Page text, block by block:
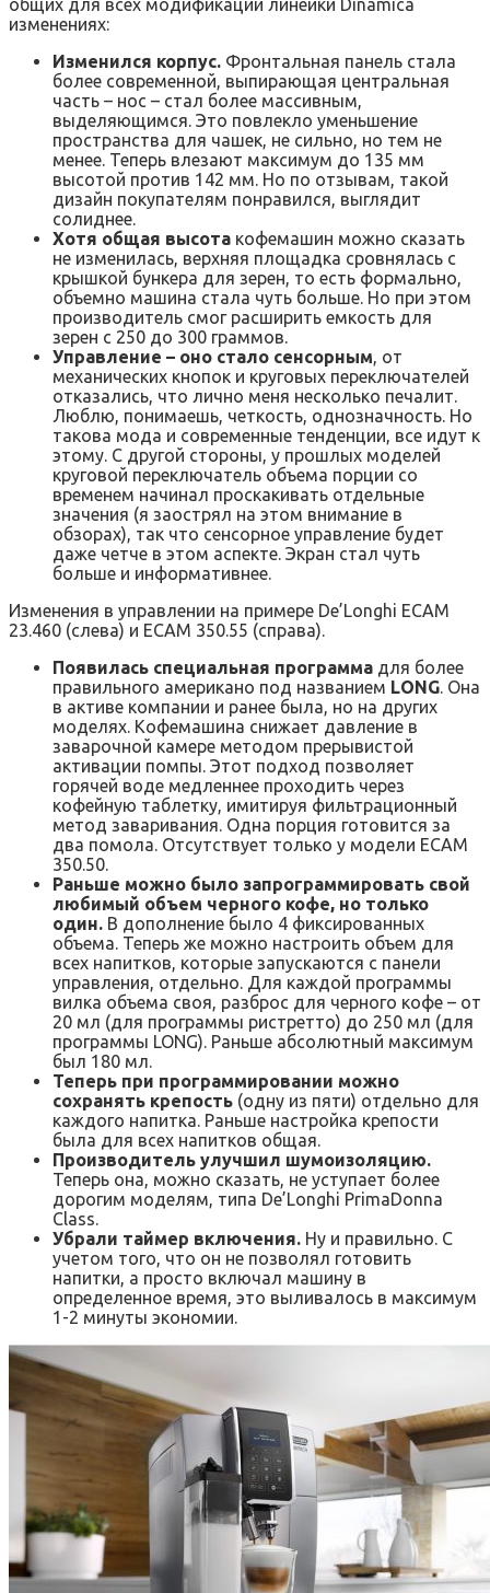
общих для всех модификаций линейки Dinamica
изменениях:
Изменился корпус. Фронтальная панель стала
более современной, выпирающая центральная
часть – нос – стал более массивным,
выделяющимся. Это повлекло уменьшение
пространства для чашек, не сильно, но тем не
менее. Теперь влезают максимум до 135 мм
высотой против 142 мм. Но по отзывам, такой
дизайн покупателям понравился, выглядит
солиднее.
Хотя общая высота кофемашин можно сказать
не изменилась, верхняя площадка сровнялась с
крышкой бункера для зерен, то есть формально,
объемно машина стала чуть больше. Но при этом
производитель смог расширить емкость для
зерен с 250 до 300 граммов.
Управление – оно стало сенсорным, от
механических кнопок и круговых переключателей
отказались, что лично меня несколько печалит.
Люблю, понимаешь, четкость, однозначность. Но
такова мода и современные тенденции, все идут к
этому. С другой стороны, у прошлых моделей
круговой переключатель объема порции со
временем начинал проскакивать отдельные
значения (я заострял на этом внимание в
обзорах), так что сенсорное управление будет
даже четче в этом аспекте. Экран стал чуть
больше и информативнее.
Изменения в управлении на примере De’Longhi ECAM
23.460 (слева) и ECAM 350.55 (справа).
Появилась специальная программа для более
правильного американо под названием LONG. Она
в активе компании и ранее была, но на других
моделях. Кофемашина снижает давление в
заварочной камере методом прерывистой
активации помпы. Этот подход позволяет
горячей воде медленнее проходить через
кофейную таблетку, имитируя фильтрационный
метод заваривания. Одна порция готовится за
два помола. Отсутствует только у модели ECAM
350.50.
Раньше можно было запрограммировать свой
любимый объем черного кофе, но только
один. В дополнение было 4 фиксированных
объема. Теперь же можно настроить объем для
всех напитков, которые запускаются с панели
управления, отдельно. Для каждой программы
вилка объема своя, разброс для черного кофе – от
20 мл (для программы ристретто) до 250 мл (для
программы LONG). Раньше абсолютный максимум
был 180 мл.
Теперь при программировании можно
сохранять крепость (одну из пяти) отдельно для
каждого напитка. Раньше настройка крепости
была для всех напитков общая.
Производитель улучшил шумоизоляцию.
Теперь она, можно сказать, не уступает более
дорогим моделям, типа De’Longhi PrimaDonna
Class.
Убрали таймер включения. Ну и правильно. С
учетом того, что он не позволял готовить
напитки, а просто включал машину в
определенное время, это выливалось в максимум
1-2 минуты экономии.